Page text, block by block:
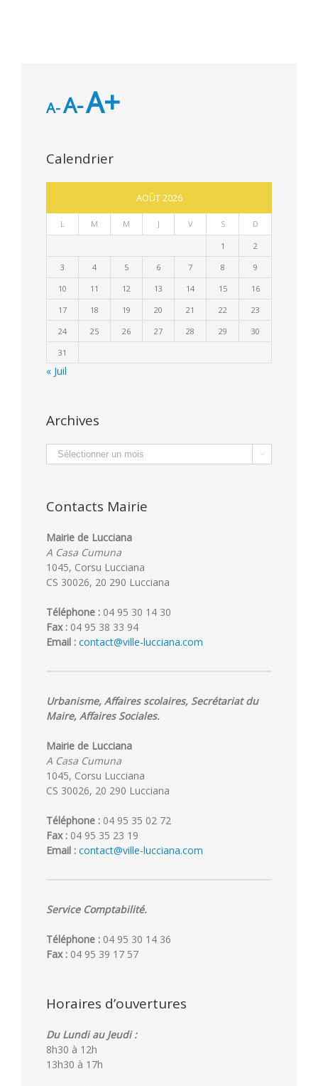
A-A-A+
Calendrier
AOÛT 2026
L M M J V S D
1
2
3
4 5 6 7 8
9
10
11 12 13 14 15
16
17
18 19 20 21 22
23
24
25 26 27 28 29
30
31
« Juil
Archives
Archives 
Contacts Mairie
Mairie de Lucciana
A Casa Cumuna
1045, Corsu Lucciana
CS 30026, 20 290 Lucciana
Téléphone : 04 95 30 14 30
Fax : 04 95 38 33 94
Email : contact@ville-lucciana.com
Urbanisme, Affaires scolaires, Secrétariat du
Maire, Affaires Sociales.
Mairie de Lucciana
A Casa Cumuna
1045, Corsu Lucciana
CS 30026, 20 290 Lucciana
Téléphone : 04 95 35 02 72
Fax : 04 95 35 23 19
Email : contact@ville-lucciana.com
Service Comptabilité.
Téléphone : 04 95 30 14 36
Fax : 04 95 39 17 57
Horaires d’ouvertures
Du Lundi au Jeudi :
8h30 à 12h
13h30 à 17h